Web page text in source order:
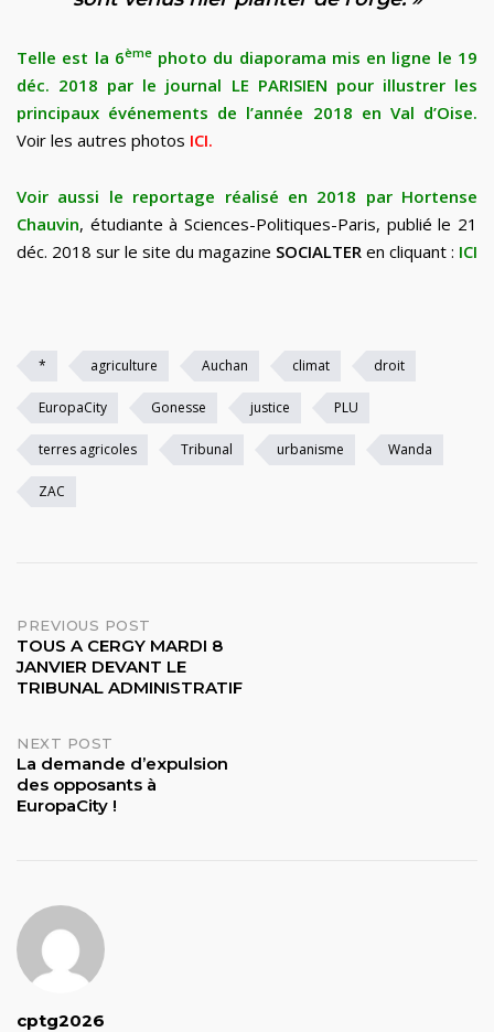
Telle est la 6èmephoto du diaporama mis en ligne le 19
déc. 2018 par le journal LE PARISIEN pour illustrer les
principaux événements de l’année 2018 en Val d’Oise.
Voir les autres photos ICI.
Voir aussi le reportage réalisé en 2018 par Hortense
Chauvin, étudiante à Sciences-Politiques-Paris, publié le 21
déc. 2018 sur le site du magazine SOCIALTER en cliquant : ICI
* agriculture Auchan climat droit
EuropaCity Gonesse justice PLU
terres agricoles Tribunal urbanisme Wanda
ZAC
Post
navigation
PREVIOUS POST
TOUS A CERGY MARDI 8
JANVIER DEVANT LE
TRIBUNAL ADMINISTRATIF
NEXT POST
La demande d’expulsion
des opposants à
EuropaCity !
cptg2026